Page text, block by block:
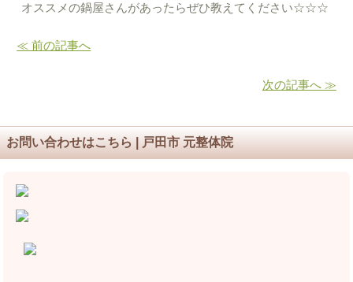
オススメの鍋屋さんがあったらぜひ教えてください☆☆☆
≪ 前の記事へ
次の記事へ ≫
お問い合わせはこちら | 戸田市 元整体院